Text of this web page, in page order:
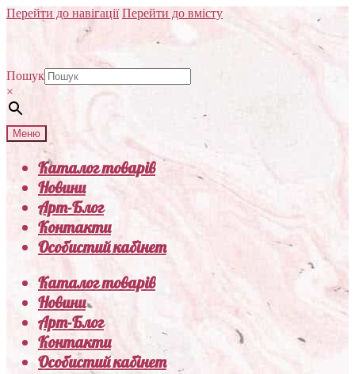
Перейти до навігації Перейти до вмісту
Пошук
×
Меню
Каталог товарів
Новини
Арт-Блог
Контакти
Особистий кабінет
Каталог товарів
Новини
Арт-Блог
Контакти
Особистий кабінет